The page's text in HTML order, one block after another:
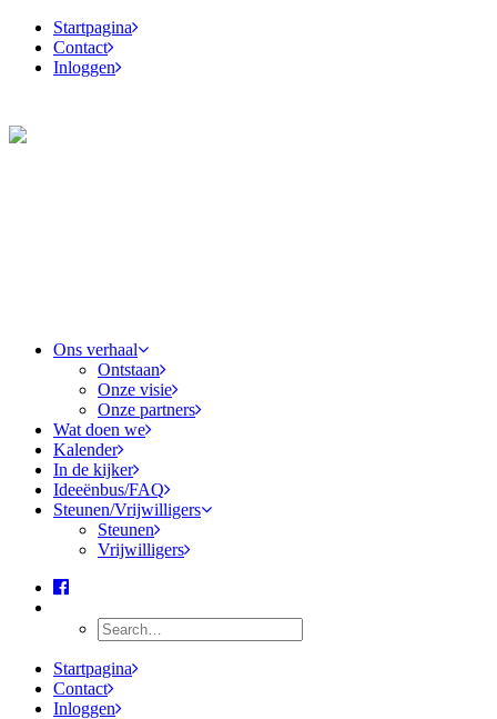
Startpagina
Contact
Inloggen
Ons verhaal
Ontstaan
Onze visie
Onze partners
Wat doen we
Kalender
In de kijker
Ideeënbus/FAQ
Steunen/Vrijwilligers
Steunen
Vrijwilligers
Startpagina
Contact
Inloggen